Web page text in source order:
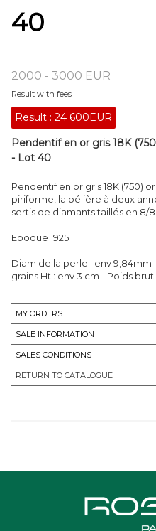
40
2000 - 3000 EUR
Result with fees
Result : 24 600EUR
Pendentif en or gris 18K
- Lot 40
Pendentif en or gris 18K (750)
piriforme, la bélière à deux
sertis de diamants taillés en 8/8.
Epoque 1925
Diam de la perle : env 9,84mm
grains Ht : env 3 cm - Poids brut
MY ORDERS
SALE INFORMATION
SALES CONDITIONS
RETURN TO CATALOGUE